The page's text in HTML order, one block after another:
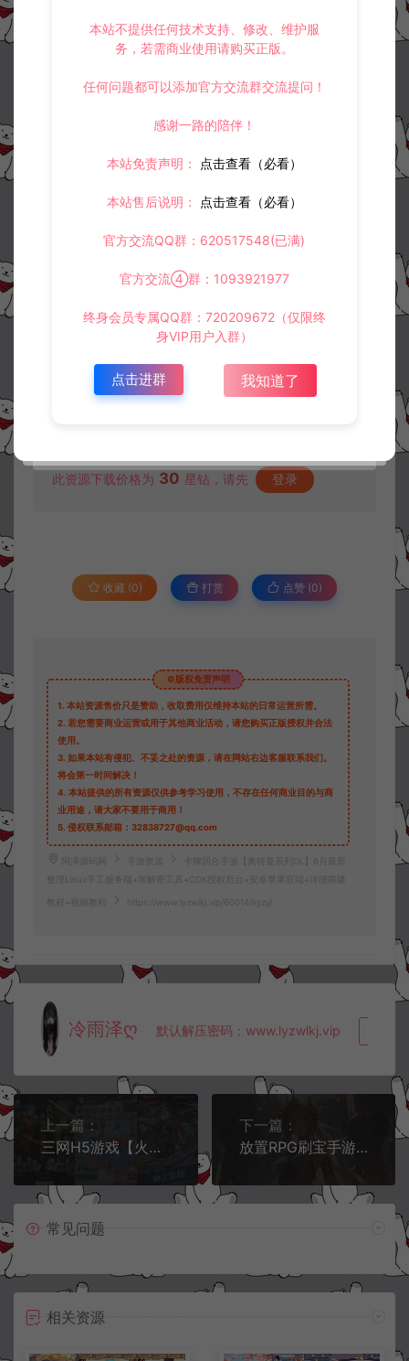
此资源下载价格为 30 星钻，请先 登录
收藏 (0) 打赏 点赞 (0)
©版权免责声明
1. 本站资源售价只是赞助，收取费用仅维持本站的日常运营所需。
2. 若您需要商业运营或用于其他商业活动，请您购买正版授权并合法
使用。
3. 如果本站有侵犯、不妥之处的资源，请在网站右边客服联系我们。
将会第一时间解决！
4. 本站提供的所有资源仅供参考学习使用，不存在任何商业目的与商
业用途，请大家不要用于商用！
5. 侵权联系邮箱：32838727@qq.com
阿泽源码网 手游资源
卡牌回合手游【奥特曼系列OL】6月最新
整理Linux手工服务端+加解密工具+CDK授权后台+安卓苹果双端+详细搭建
教程+视频教程 https://www.lyzwlkj.vip/60014/syzy/
冷雨泽ღ 默认解压密码：www.lyzwlkj.vip
上一篇：
三网H5游戏【火纹骑士团H5内购版】5月最新整理Linux手工服务端+全套前后端源码+CDK授权后台+安卓苹果双端+详细搭建教程+视频教程
下一篇：
放置RPG刷宝手游【英雄有閃S1蚀梦之境三职业代金券内购版】6月最新整理Linux手工服务端+管理后台+代理后台+安卓苹果双端+详细搭建教程+视频教程
常见问题
相关资源
本站不提供任何技术支持、修改、维护服
务，若需商业使用请购买正版。
任何问题都可以添加官方交流群交流提问！
感谢一路的陪伴！
本站免责声明： 点击查看（必看）
本站售后说明： 点击查看（必看）
官方交流QQ群：620517548(已满)
官方交流④群：1093921977
终身会员专属QQ群：720209672（仅限终
身VIP用户入群）
点击进群 我知道了